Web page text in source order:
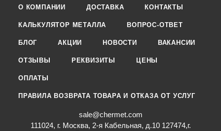
О КОМПАНИИ ДОСТАВКА КОНТАКТЫ
КАЛЬКУЛЯТОР МЕТАЛЛА ВОПРОС-ОТВЕТ
БЛОГ АКЦИИ НОВОСТИ ВАКАНСИИ
ОТЗЫВЫ РЕКВИЗИТЫ ЦЕНЫ
ОПЛАТЫ
ПРАВИЛА ВОЗВРАТА ТОВАРА И ОТКАЗА ОТ УСЛУГ
sale@chermet.com
111024, г. Москва, 2-я Кабельная, д.10 127474,г.